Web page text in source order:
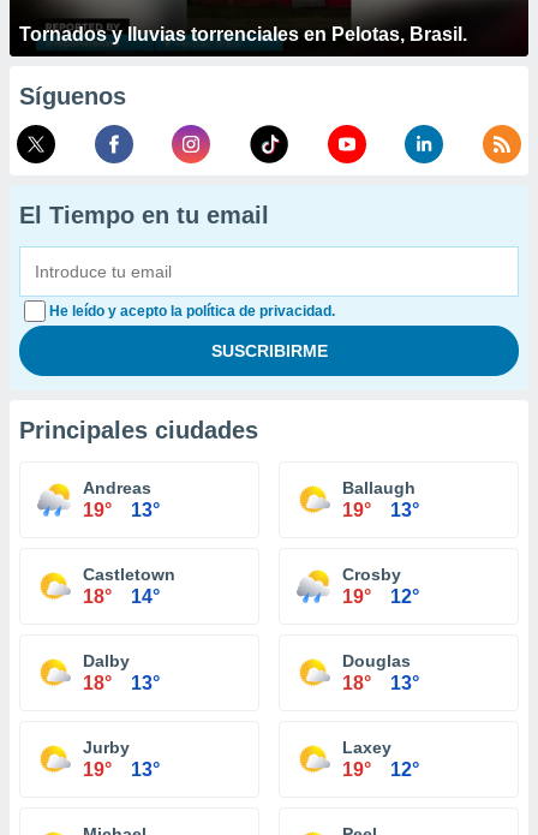
Tornados y lluvias torrenciales en Pelotas, Brasil.
Síguenos
El Tiempo en tu email
He leído y acepto la política de privacidad.
Principales ciudades
Andreas
19° 13°
Ballaugh
19° 13°
Castletown
18° 14°
Crosby
19° 12°
Dalby
18° 13°
Douglas
18° 13°
Jurby
19° 13°
Laxey
19° 12°